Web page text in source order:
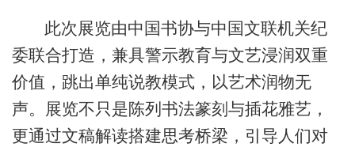
此次展览由中国书协与中国文联机关纪
委联合打造，兼具警示教育与文艺浸润双重
价值，跳出单纯说教模式，以艺术润物无
声。展览不只是陈列书法篆刻与插花雅艺，
更通过文稿解读搭建思考桥梁，引导人们对